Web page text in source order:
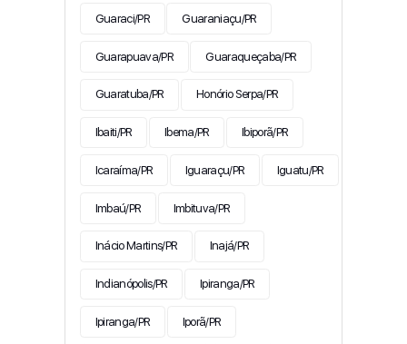
Guaraci/PR Guaraniaçu/PR
Guarapuava/PR Guaraqueçaba/PR
Guaratuba/PR Honório Serpa/PR
Ibaiti/PR Ibema/PR Ibiporã/PR
Icaraíma/PR Iguaraçu/PR Iguatu/PR
Imbaú/PR Imbituva/PR
Inácio Martins/PR Inajá/PR
Indianópolis/PR Ipiranga/PR
Ipiranga/PR Iporã/PR